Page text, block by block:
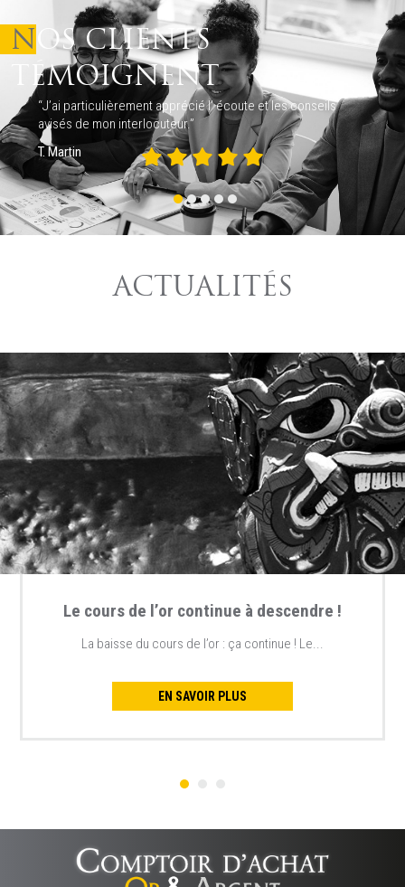
NOS CLIENTS
TÉMOIGNENT
“J’ai particulièrement apprécié l’ écoute et les conseils
avisés de mon interlocuteur.”
T. Martin
ACTUALITÉS
Le cours de l’or continue à descendre !
La baisse du cours de l’or : ça continue ! Le...
EN SAVOIR PLUS